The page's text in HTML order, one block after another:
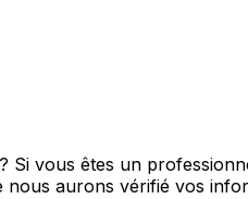
Si vous êtes un
nous aurons vérifié vos